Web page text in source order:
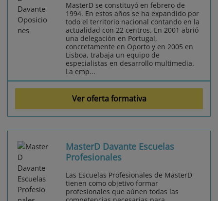
MasterD se constituyó en febrero de
1994. En estos años se ha expandido por
todo el territorio nacional contando en la
actualidad con 22 centros. En 2001 abrió
una delegación en Portugal,
concretamente en Oporto y en 2005 en
Lisboa, trabaja un equipo de
especialistas en desarrollo multimedia.
La emp...
Ver oferta formativa
MasterD Davante Escuelas
Profesionales
Las Escuelas Profesionales de MasterD
tienen como objetivo formar
profesionales que aúnen todas las